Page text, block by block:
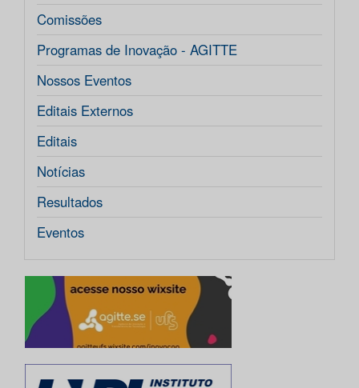
Comissões
Programas de Inovação - AGITTE
Nossos Eventos
Editais Externos
Editais
Notícias
Resultados
Eventos